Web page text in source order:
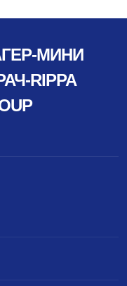
МИНИ
RIPPA